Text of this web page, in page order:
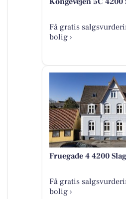
Få gratis
bolig ›
Fruegade 4 4200
Få gratis
bolig ›